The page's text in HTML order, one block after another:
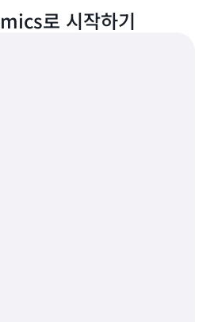
세트 객체를 포함한 개별 데
와 같은 업계 최고의 서드 파
)를 모두 변환할 수 있습니다.
하면 AWS HealthOmics 데이
수 있습니다. 포괄적인 로깅 및
로 시작하기